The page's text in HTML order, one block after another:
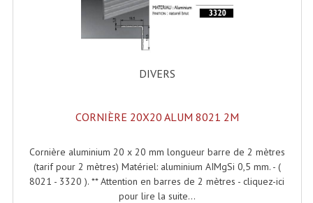
DIVERS
CORNIÈRE 20X20 ALUM 8021 2M
Cornière aluminium 20 x 20 mm longueur barre de 2 mètres
(tarif pour 2 mètres) Matériel: aluminium AIMgSi 0,5 mm. - (
8021 - 3320 ). ** Attention en barres de 2 mètres - cliquez-ici
pour lire la suite...